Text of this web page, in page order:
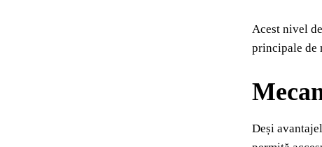
Acest nivel
principale de
Deși